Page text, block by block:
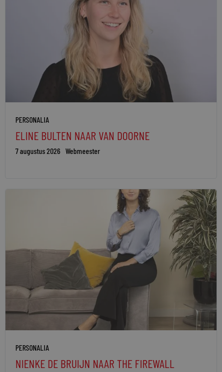
PERSONALIA
ELINE BULTEN NAAR VAN DOORNE
7 augustus 2026 Webmeester
PERSONALIA
NIENKE DE BRUIJN NAAR THE FIREWALL